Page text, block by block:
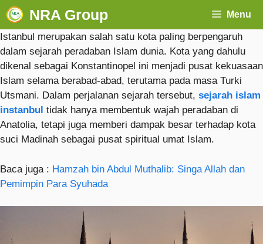
NRA Group Menu
Istanbul merupakan salah satu kota paling berpengaruh
dalam sejarah peradaban Islam dunia. Kota yang dahulu
dikenal sebagai Konstantinopel ini menjadi pusat kekuasaan
Islam selama berabad-abad, terutama pada masa Turki
Utsmani. Dalam perjalanan sejarah tersebut, sejarah islam
instanbul tidak hanya membentuk wajah peradaban di
Anatolia, tetapi juga memberi dampak besar terhadap kota
suci Madinah sebagai pusat spiritual umat Islam.
Baca juga : Hamzah bin Abdul Muthalib: Singa Allah dan
Pemimpin Para Syuhada